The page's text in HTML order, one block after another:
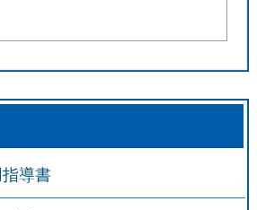
導書